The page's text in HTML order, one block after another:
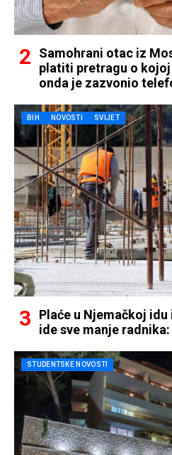
Samohrani otac iz
platiti pretragu o
onda je zazvonio
BIH NOVOSTI SVIJET
Plaće u Njemačkoj idu
ide sve manje
STUDENTSKE NOVOSTI